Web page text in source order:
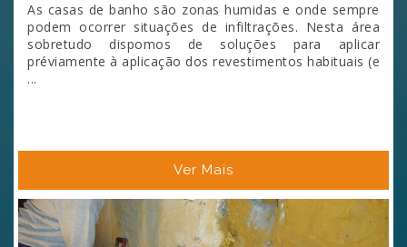
As casas de banho são zonas humidas e onde sempre
podem ocorrer situações de infiltrações. Nesta área
sobretudo dispomos de soluções para aplicar
préviamente à aplicação dos revestimentos habituais (e
...
Ver Mais